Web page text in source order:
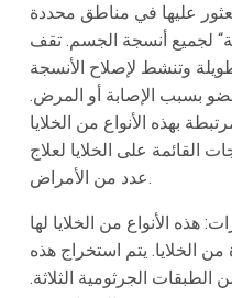
عليها في مناطق محددة
لجميع أنسجة الجسم. تقف
وتنشط لإصلاح الأنسجة
بسبب الإصابة أو المرض.
بهذه الأنواع من الخلايا
القائمة على الخلايا لعلاج
عدد من الأمراض.
هذه الأنواع من الخلايا لها
من الخلايا. يتم استخراج هذه
الطبقات الجرثومية الثلاثة.